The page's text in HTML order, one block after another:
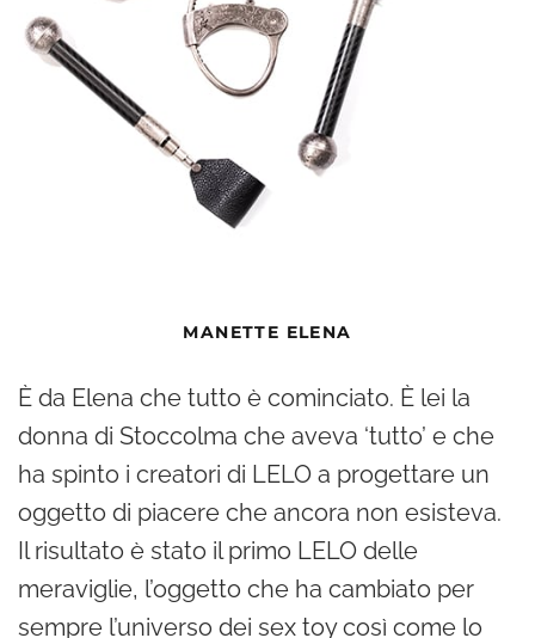
MANETTE ELENA
È da Elena che tutto è cominciato. È lei la
donna di Stoccolma che aveva ‘tutto’ e che
ha spinto i creatori di LELO a progettare un
oggetto di piacere che ancora non esisteva.
Il risultato è stato il primo LELO delle
meraviglie, l’oggetto che ha cambiato per
sempre l’universo dei sex toy così come lo